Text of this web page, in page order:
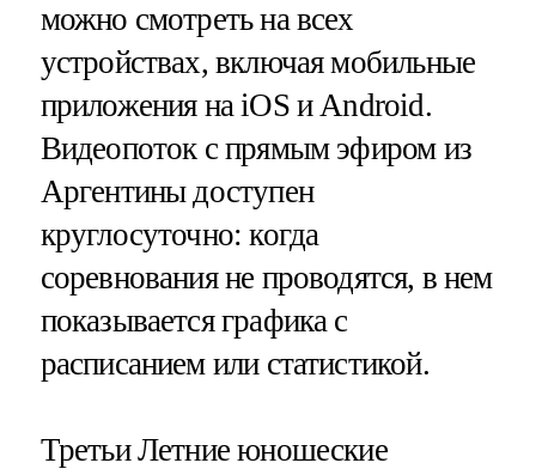
можно смотреть на всех
устройствах, включая мобильные
приложения на iOS и Android.
Видеопоток с прямым эфиром из
Аргентины доступен
круглосуточно: когда
соревнования не проводятся, в нем
показывается графика с
расписанием или статистикой.
Третьи Летние юношеские